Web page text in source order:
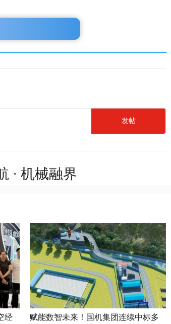
发帖
· 机械融界
经
赋能数智未来！国机集团连续中标多